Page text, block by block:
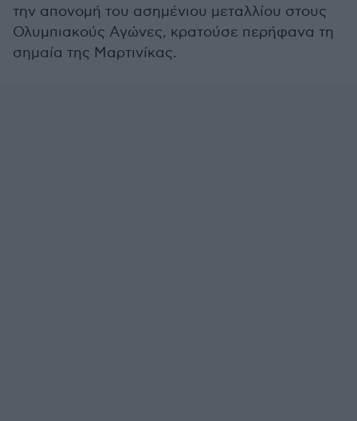
την απονομή του ασημένιου μεταλλίου στους
Ολυμπιακούς Αγώνες, κρατούσε περήφανα τη
σημαία της Μαρτινίκας.